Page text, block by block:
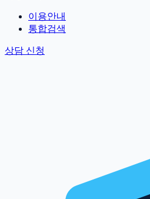
이용안내
통합검색
상담 신청